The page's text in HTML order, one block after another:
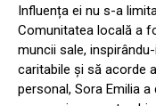
Influența ei nu s-a
Comunitatea locală a
muncii sale,
caritabile și să acorde
personal, Sora Emilia